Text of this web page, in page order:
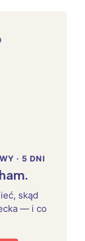
· 5 DNI
skąd
— i co